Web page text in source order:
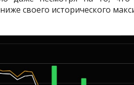
своего исторического